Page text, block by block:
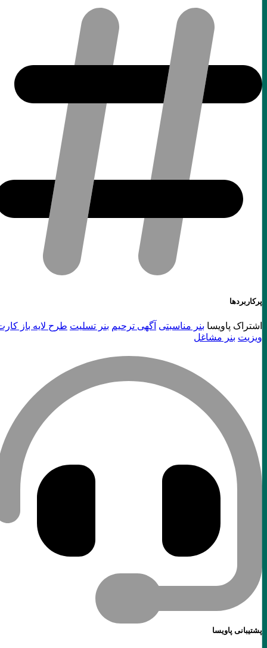
پرکاربردها
اشتراک پاویسا بنر مناسبتی آگهی ترحیم بنر تسلیت طرح لایه باز کارت
ویزیت بنر مشاغل
پشتیبانی پاویسا